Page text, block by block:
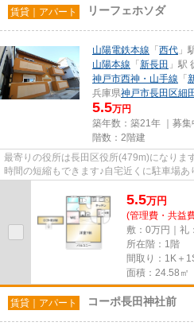
賃貸｜アパート リーフェホソダ
山陽電鉄本線 「 西代 」
山陽本線 「 新長田 」駅
神戸市西神・山手線 「
兵庫県神戸市長田区細
5.5万円
築年数：築21年 ｜募集
階数：2階建
最寄りの役所は長田区役所(479m)になりま
時間の短縮もできます♪自宅近くに駐車場
5.5万円
(管理費・共益
敷：0万円｜礼
所在階：1階
間取り：1K＋
面積：24.58㎡
賃貸｜アパート コーポ長田神社前